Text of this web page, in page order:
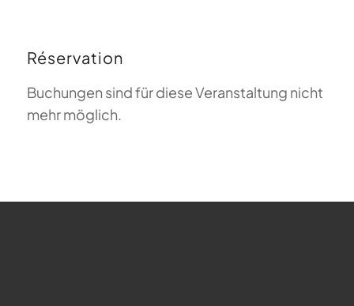
Réservation
Buchungen sind für diese Veranstaltung nicht
mehr möglich.